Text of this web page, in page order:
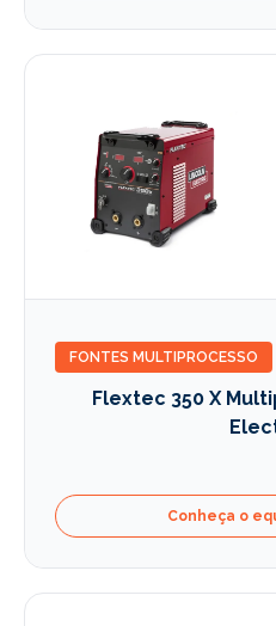
FONTES MULTIPROCESSO
Flextec 350 X
Conheça o